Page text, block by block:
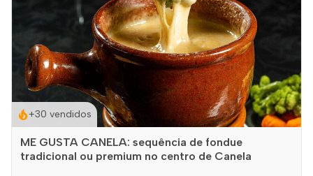
+30 vendidos
ME GUSTA CANELA: sequência de fondue
tradicional ou premium no centro de Canela